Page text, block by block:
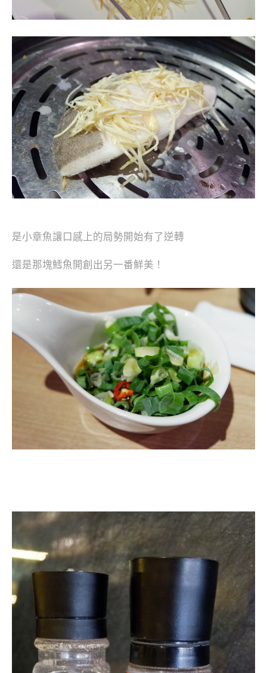
是小章魚讓口感上的局勢開始有了逆轉
還是那塊鱈魚開創出另一番鮮美！